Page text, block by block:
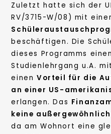
Zuletzt hatte sich der
RV/3715-W/08) mit
beschäftigen. Die
dieses Programms
Studienlehrgang u.A.
einen Vorteil für die
an einer US-
erlangen. Das
keine
da am Wohnort eine